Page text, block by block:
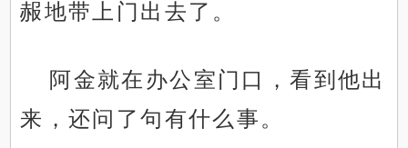
赧地带上门出去了。
阿金就在办公室门口，看到他出
来，还问了句有什么事。